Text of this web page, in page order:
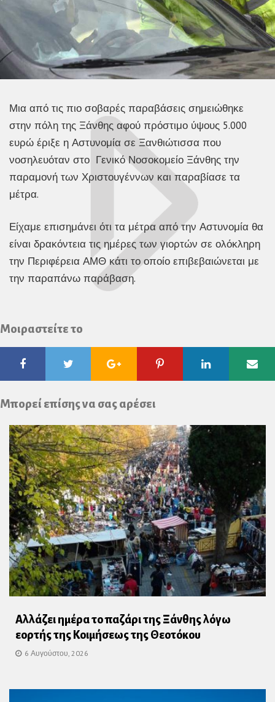
Μια από τις πιο σοβαρές παραβάσεις σημειώθηκε
στην πόλη της Ξάνθης αφού πρόστιμο ύψους 5.000
ευρώ έριξε η Αστυνομία σε Ξανθιώτισσα που
νοσηλευόταν στο Γενικό Νοσοκομείο Ξάνθης την
παραμονή των Χριστουγέννων και παραβίασε τα
μέτρα.
Είχαμε επισημάνει ότι τα μέτρα από την Αστυνομία θα
είναι δρακόντεια τις ημέρες των γιορτών σε ολόκληρη
την Περιφέρεια ΑΜΘ κάτι το οποίο επιβεβαιώνεται με
την παραπάνω παράβαση.
Μοιραστείτε το
FacebookTwitter Google
Plus
Pinterest Linkedin
Μπορεί επίσης να σας αρέσει
Αλλάζει ημέρα το παζάρι της Ξάνθης λόγω
εορτής της Κοιμήσεως της Θεοτόκου
6 Αυγούστου, 2026